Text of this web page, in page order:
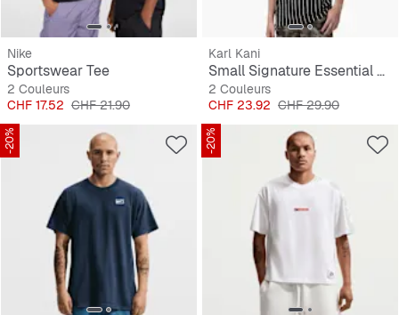
Nike
Sportswear Tee
2 Couleurs
Prix
CHF 17.52 Prix original
CHF 21.90
Karl Kani
Small Signature Essential Pinstripe Tee Junior
2 Couleurs
Prix
CHF 23.92 Prix original
CHF 29.90
-20% -20%